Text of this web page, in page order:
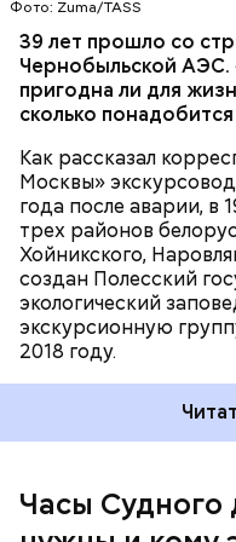
Фото: Zuma/TASS
39 лет прошло со
Чернобыльской АЭС.
пригодна ли для
сколько
Как рассказал
Москвы»
года после аварии, в
трех районов
Хойникского,
создан Полесский
экологический
экскурсионную
2018 году.
Часы Судного
— Поскольку мы
ядерного века и
Каждый год — в
события происходят
нобелевские
безопасности из
ученых-атомщиков»
перевода на
ухудшающиеся
выбросов углекислого
национализма во
Часы Судного
проект